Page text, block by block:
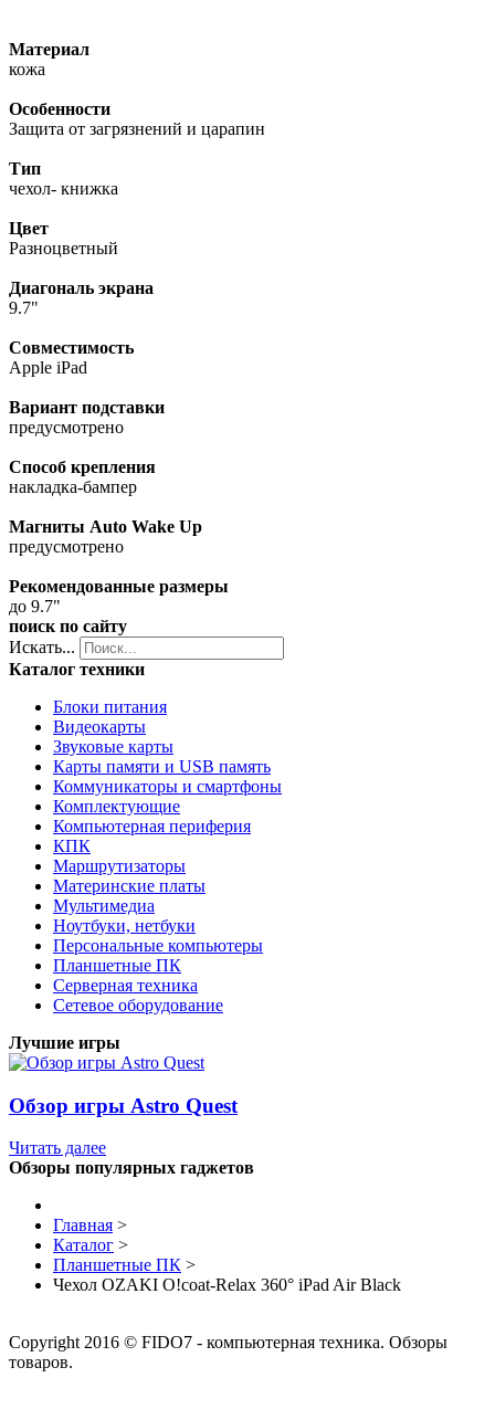
Материал
кожа
Особенности
Защита от загрязнений и царапин
Тип
чехол- книжка
Цвет
Разноцветный
Диагональ экрана
9.7"
Совместимость
Apple iPad
Вариант подставки
предусмотрено
Способ крепления
накладка-бампер
Магниты Auto Wake Up
предусмотрено
Рекомендованные размеры
до 9.7"
поиск по сайту
Искать...
Каталог техники
Блоки питания
Видеокарты
Звуковые карты
Карты памяти и USB память
Коммуникаторы и смартфоны
Комплектующие
Компьютерная периферия
КПК
Маршрутизаторы
Материнские платы
Мультимедиа
Ноутбуки, нетбуки
Персональные компьютеры
Планшетные ПК
Серверная техника
Сетевое оборудование
Лучшие игры
Обзор игры Astro Quest
Читать далее
Обзоры популярных гаджетов
Главная >
Каталог >
Планшетные ПК >
Чехол OZAKI O!coat-Relax 360° iPad Air Black
Copyright 2016 © FIDO7 - компьютерная техника. Обзоры
товаров.